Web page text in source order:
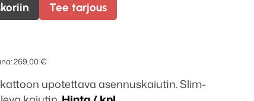
Tee tarjous
269,00€
upotettava asennuskaiutin. Slim-